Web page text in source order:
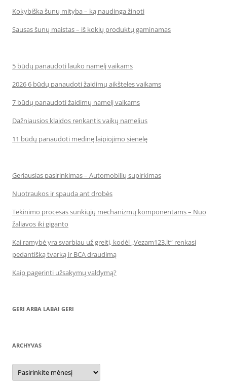
Kokybiška šunų mityba – ką naudinga žinoti
Sausas šunų maistas – iš kokių produktų gaminamas
5 būdų panaudoti lauko namelį vaikams
2026 6 būdų panaudoti žaidimų aikšteles vaikams
7 būdų panaudoti žaidimų namelį vaikams
Dažniausios klaidos renkantis vaikų namelius
11 būdų panaudoti medinę laipiojimo sienelę
Geriausias pasirinkimas – Automobilių supirkimas
Nuotraukos ir spauda ant drobės
Tekinimo procesas sunkiųjų mechanizmų komponentams – Nuo
žaliavos iki giganto
Kai ramybė yra svarbiau už greitį, kodėl „Vezam123.lt“ renkasi
pedantišką tvarką ir BCA draudimą
Kaip pagerinti užsakymų valdymą?
GERI ARBA LABAI GERI
ARCHYVAS
Archyvas